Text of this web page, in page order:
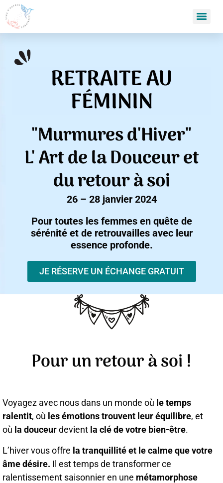
RETRAITE AU
FÉMININ
"Murmures d'Hiver"
L' Art de la Douceur et
du retour à soi
26 – 28 janvier 2024
Pour toutes les femmes en quête de
sérénité et de retrouvailles avec leur
essence profonde.
JE RÉSERVE UN ÉCHANGE GRATUIT
Pour un retour à soi !
Voyagez avec nous dans un monde où le temps
ralentit, où les émotions trouvent leur équilibre, et
où la douceurdevient la clé de votre bien-être.
L’hiver vous offre la tranquillité et le calme que votre
âme désire. Il est temps de transformer ce
ralentissement saisonnier en une métamorphose